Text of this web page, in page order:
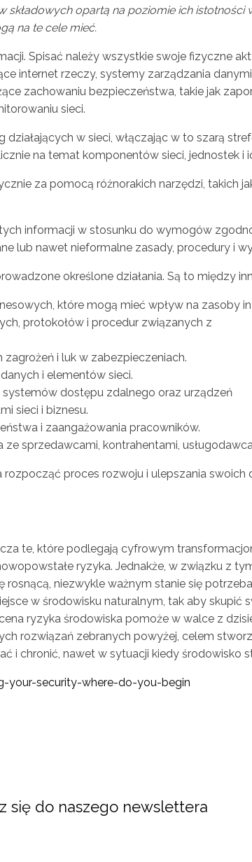
opartą na poziomie ich istotności
na te cele mieć.
Spisać należy wszystkie swoje fizyczne
internet rzeczy, systemy zarządzania
zachowaniu bezpieczeństwa, takie jak
sieci.
działających w sieci, włączając w to szarą
na temat komponentów sieci, jednostek i
za pomocą różnorakich narzędzi, takich
informacji w stosunku do wymogów
lub nawet nieformalne zasady, procedury i
określone działania. Są to między
które mogą mieć wpływ na zasoby
protokołów i procedur związanych z
i luk w zabezpieczeniach.
i elementów sieci.
dostępu zdalnego oraz urządzeń
sieci i biznesu.
i zaangażowania pracowników.
sprzedawcami, kontrahentami,
proces rozwoju i ulepszania
te, które podlegają cyfrowym
ryzyka. Jednakże, w związku z
niezwykle ważnym stanie się
w środowisku naturalnym, tak aby skupić
ryzyka środowiska pomoże w walce z
rozwiązań zebranych powyżej, celem
i chronić, nawet w sytuacji kiedy środowisko
security-where-do-you-begin
się do naszego newslettera